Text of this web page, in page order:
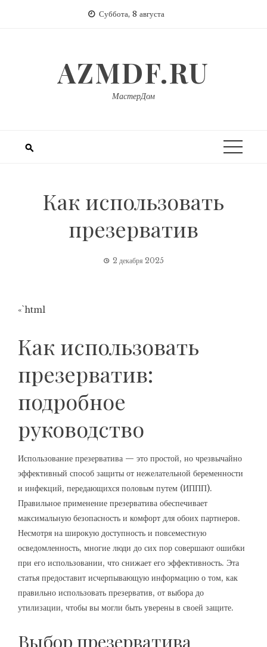
Суббота, 8 августа
AZMDF.RU
МастерДом
Как использовать
презерватив
2 декабря 2025
«`html
Как использовать
презерватив:
подробное
руководство
Использование презерватива — это простой, но чрезвычайно
эффективный способ защиты от нежелательной беременности
и инфекций, передающихся половым путем (ИППП).
Правильное применение презерватива обеспечивает
максимальную безопасность и комфорт для обоих партнеров.
Несмотря на широкую доступность и повсеместную
осведомленность, многие люди до сих пор совершают ошибки
при его использовании, что снижает его эффективность. Эта
статья предоставит исчерпывающую информацию о том, как
правильно использовать презерватив, от выбора до
утилизации, чтобы вы могли быть уверены в своей защите.
Выбор презерватива